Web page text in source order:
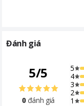
Đánh giá
5/5
0 đánh giá
5
4
3
2
1